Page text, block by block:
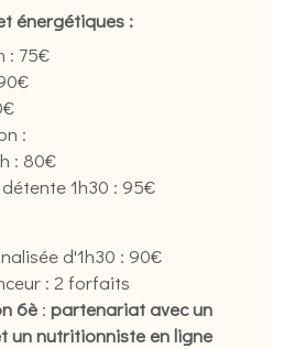
énergétiques :
: 75€
:
: 80€
1h30 : 95€
d'1h30 : 90€
: 2 forfaits
6è : partenariat avec un
un nutritionniste en ligne